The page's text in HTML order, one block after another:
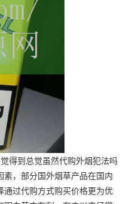
得到总觉虽然代购外烟犯法吗
，部分国外烟草产品在国内
过代购方式购买价格更为优